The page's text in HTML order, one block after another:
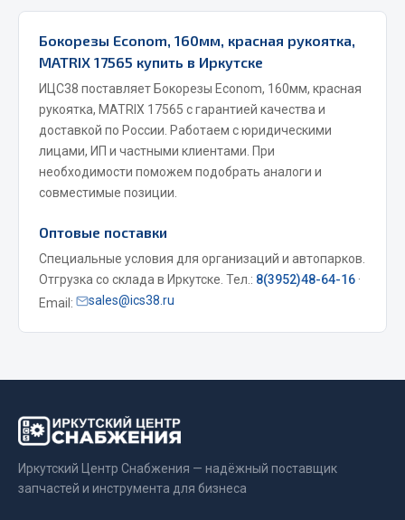
Подвеска
Тормозная система
Двери
Окно ветровое
Двигатель
Показать ещё
Весь раздел
Мост задний
Система питания
Система выпуска газа
Система охлаждения
Бокорезы Econom, 160мм, красная рукоятка,
MATRIX 17565 купить в Иркутске
ИЦС38 поставляет Бокорезы Econom, 160мм, красная
рукоятка, MATRIX 17565 с гарантией качества и
доставкой по России. Работаем с юридическими
лицами, ИП и частными клиентами. При
необходимости поможем подобрать аналоги и
совместимые позиции.
Оптовые поставки
Специальные условия для организаций и автопарков.
Отгрузка со склада в Иркутске. Тел.: 8(3952)48-64-16 ·
Email:
sales@ics38.ru
Иркутский Центр Снабжения — надёжный поставщик
запчастей и инструмента для бизнеса